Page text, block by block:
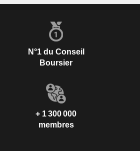
N°1 du Conseil
Boursier
+ 1 300 000
membres